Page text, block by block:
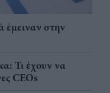
έμειναν στην
Τι έχουν να
CEOs